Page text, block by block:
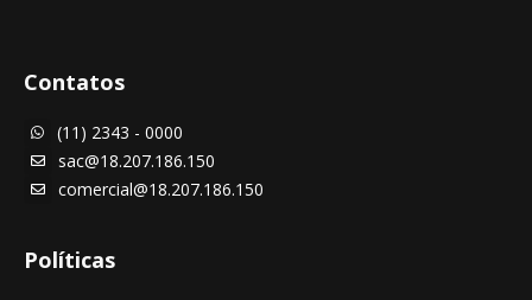
Contatos
 (11) 2343 - 0000
 sac@18.207.186.150
 comercial@18.207.186.150
Políticas